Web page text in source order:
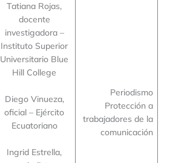
Tatiana Rojas,
docente
investigadora –
Instituto Superior
Universitario Blue
Hill College
Diego Vinueza,
oficial – Ejército
Ecuatoriano
Ingrid Estrella,
Periodismo
Protección a
trabajadores de la
comunicación